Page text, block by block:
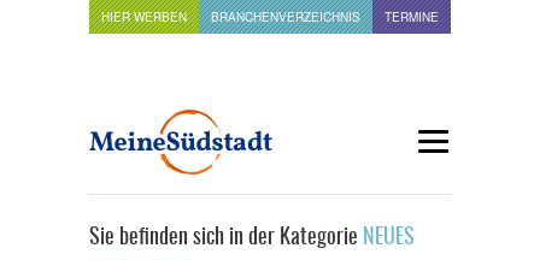
HIER WERBEN BRANCHENVERZEICHNIS TERMINE
Sie befinden sich in der Kategorie NEUES